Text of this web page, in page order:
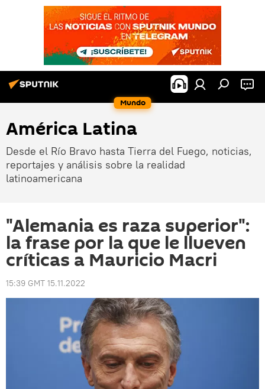
Mundo
América Latina
Desde el Río Bravo hasta Tierra del Fuego, noticias,
reportajes y análisis sobre la realidad
latinoamericana
"Alemania es raza superior":
la frase por la que le llueven
críticas a Mauricio Macri
15:39 GMT 15.11.2022